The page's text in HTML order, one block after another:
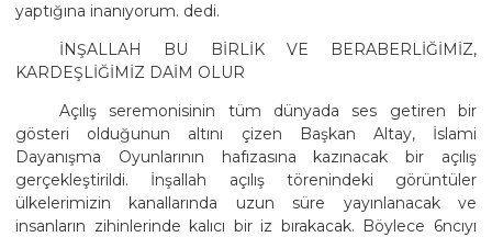
yaptığına inanıyorum. dedi.
İNŞALLAH BU BİRLİK VE BERABERLİĞİMİZ,
KARDEŞLİĞİMİZ DAİM OLUR
Açılış seremonisinin tüm dünyada ses getiren bir
gösteri olduğunun altını çizen Başkan Altay, İslami
Dayanışma Oyunlarının hafızasına kazınacak bir açılış
gerçekleştirildi. İnşallah açılış törenindeki görüntüler
ülkelerimizin kanallarında uzun süre yayınlanacak ve
insanların zihinlerinde kalıcı bir iz bırakacak. Böylece 6ncıyı